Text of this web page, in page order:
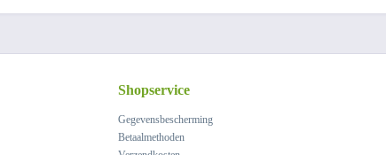
Shopservice
Gegevensbescherming
Betaalmethoden